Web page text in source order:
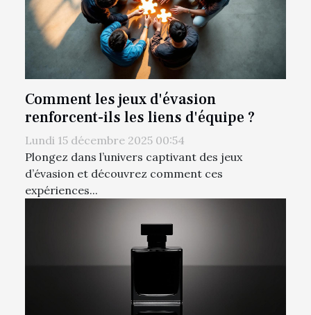
Comment les jeux d'évasion
renforcent-ils les liens d'équipe ?
Lundi 15 décembre 2025 00:54
Plongez dans l’univers captivant des jeux
d’évasion et découvrez comment ces
expériences...